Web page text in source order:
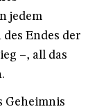
jedem
Endes der
–, all das
Geheimnis